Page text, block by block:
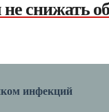
снижать
инфекций